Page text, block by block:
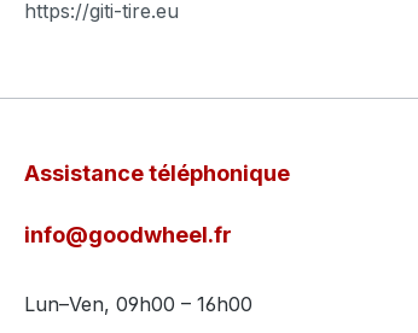
https://giti-tire.eu
Assistance téléphonique
info@goodwheel.fr
Lun–Ven, 09h00 – 16h00